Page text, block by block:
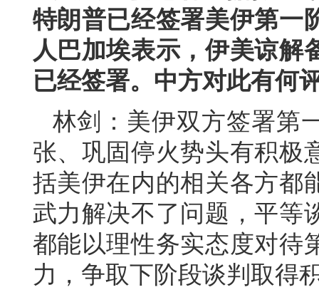
特朗普已经签署美伊第一
人巴加埃表示，伊美谅解
已经签署。中方对此有何
林剑：美伊双方签署第
张、巩固停火势头有积极
括美伊在内的相关各方都
武力解决不了问题，平等
都能以理性务实态度对待
力，争取下阶段谈判取得